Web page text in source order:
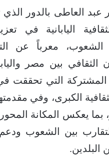
عبد العاطى بالدور
اليابانية في
الشعوب، معرباً عن
الثقافي بين مصر
المشتركة التي تحققت
الكبرى، وفي
بما يعكس المكانة
بين الشعوب
البلدين.